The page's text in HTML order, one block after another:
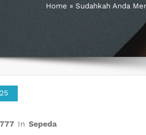
Home » Sudahkah Anda
In Sepeda